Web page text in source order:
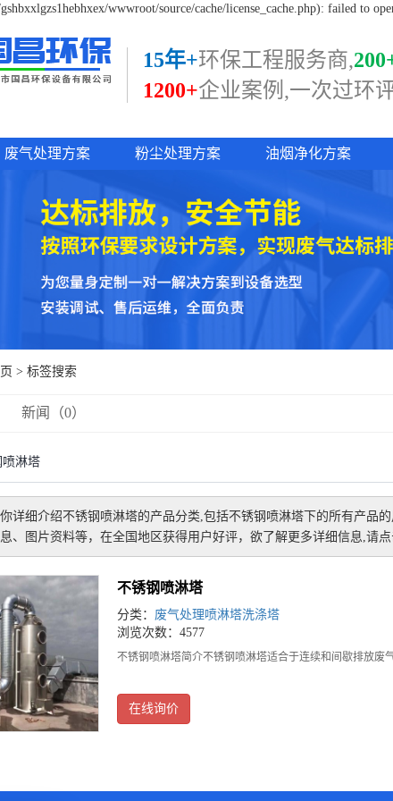
wwwroot/source/cache/license_cache.php): failed to
15年+环保工程服务商,
1200+企业案例,一次过环
废气处理方案 粉尘处理方案 油烟净化方案
> 标签搜索
新闻（0）
淋塔
详细介绍不锈钢喷淋塔的产品分类,包括不锈钢喷淋塔 下的所有产品
、图片资料等，在全国地区获得用户好评，欲了解更多详细信息,请
不锈钢喷淋塔
分类： 废气处理喷淋塔洗涤塔
浏览次数：4577
不锈钢喷淋塔简介不锈钢喷淋塔适合于连续和间歇排放
在线询价